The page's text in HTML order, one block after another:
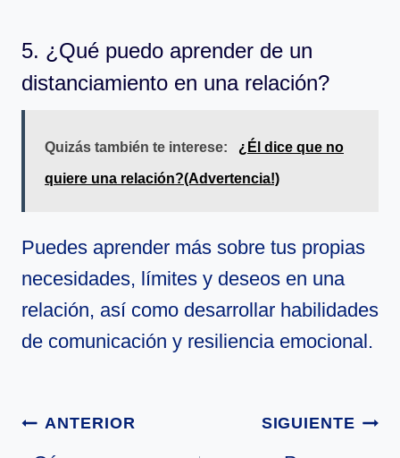
5. ¿Qué puedo aprender de un
distanciamiento en una relación?
Quizás también te interese: ¿Él dice que no
quiere una relación?(Advertencia!)
Puedes aprender más sobre tus propias
necesidades, límites y deseos en una
relación, así como desarrollar habilidades
de comunicación y resiliencia emocional.
Navegación
ANTERIOR SIGUIENTE